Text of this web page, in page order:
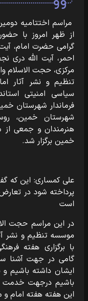
مراسم اختتامیه
از ظهر امروز با
گرامی حضرت امام،
احمر، آیت الله دری
مرکزی، حجت الاسلام
تنظیم و نشر آثار
سیاسی امنیتی
فرماندار شهرستان
شهرستان خمین،
هنرمندان و جمعی
خمین برگزار شد.
علی کمساری: این که
پرداخته شود در تعارض
است
در این مراسم حجت
موسسه تنظیم و نشر
با برگزاری هفته
گامی در جهت آشنا
ایشان داشته باشیم
باشیم درجهت خدمت
این هفته هفته امام